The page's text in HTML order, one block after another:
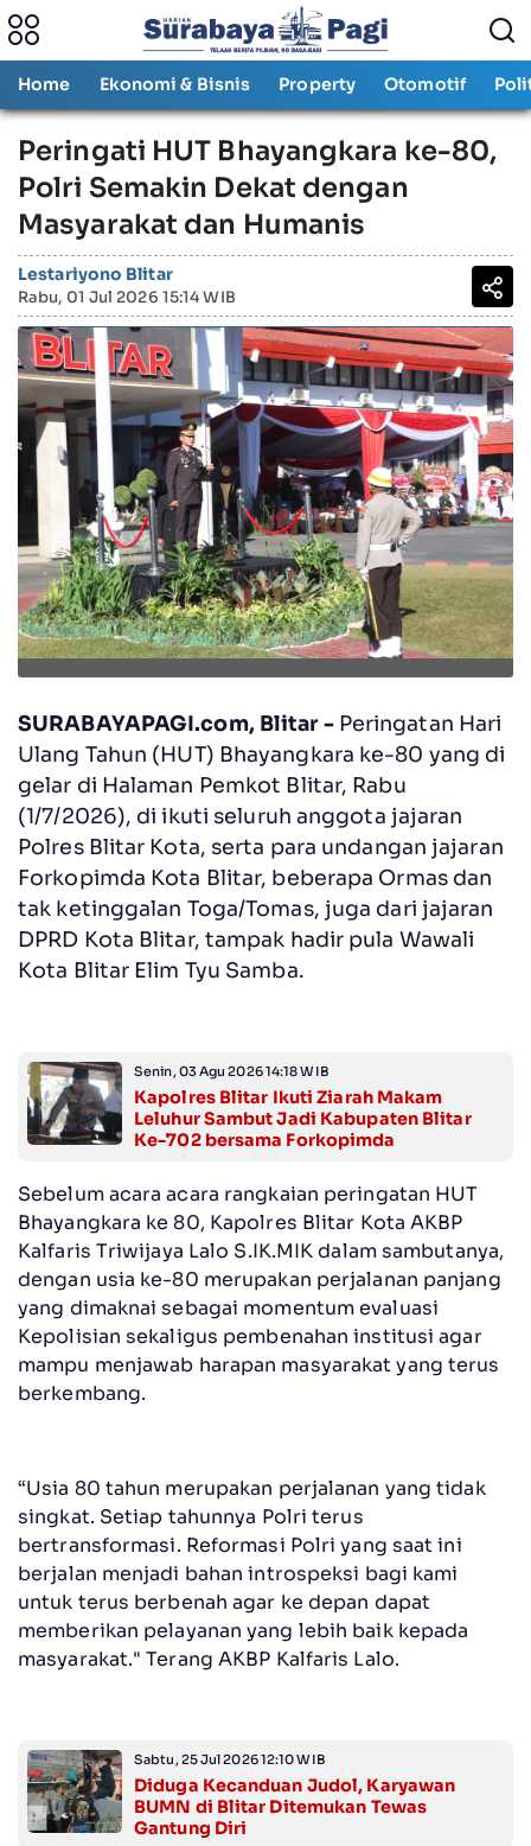
Home Ekonomi & Bisnis Property Otomotif
Peringati HUT Bhayangkara ke-80,
Polri Semakin Dekat dengan
Masyarakat dan Humanis
Lestariyono Blitar
Rabu, 01 Jul 2026 15:14 WIB
SURABAYAPAGI.com, Blitar -Peringatan Hari
Ulang Tahun (HUT) Bhayangkara ke-80 yang di
gelar di Halaman Pemkot Blitar, Rabu
(1/7/2026), di ikuti seluruh anggota jajaran
Polres Blitar Kota, serta para undangan jajaran
Forkopimda Kota Blitar, beberapa Ormas dan
tak ketinggalan Toga/Tomas, juga dari jajaran
DPRD Kota Blitar, tampak hadir pula Wawali
Kota Blitar Elim Tyu Samba.
Senin, 03 Agu 2026 14:18 WIB
Kapolres Blitar Ikuti Ziarah Makam
Leluhur Sambut Jadi Kabupaten Blitar
Ke-702 bersama Forkopimda
Sebelum acara acara rangkaian peringatan HUT
Bhayangkara ke 80, Kapolres Blitar Kota AKBP
Kalfaris Triwijaya Lalo S.IK.MIK dalam sambutanya,
dengan usia ke-80 merupakan perjalanan panjang
yang dimaknai sebagai momentum evaluasi
Kepolisian sekaligus pembenahan institusi agar
mampu menjawab harapan masyarakat yang terus
berkembang.
“Usia 80 tahun merupakan perjalanan yang tidak
singkat. Setiap tahunnya Polri terus
bertransformasi. Reformasi Polri yang saat ini
berjalan menjadi bahan introspeksi bagi kami
untuk terus berbenah agar ke depan dapat
memberikan pelayanan yang lebih baik kepada
masyarakat." Terang AKBP Kalfaris Lalo.
Sabtu, 25 Jul 2026 12:10 WIB
Diduga Kecanduan Judol, Karyawan
BUMN di Blitar Ditemukan Tewas
Gantung Diri